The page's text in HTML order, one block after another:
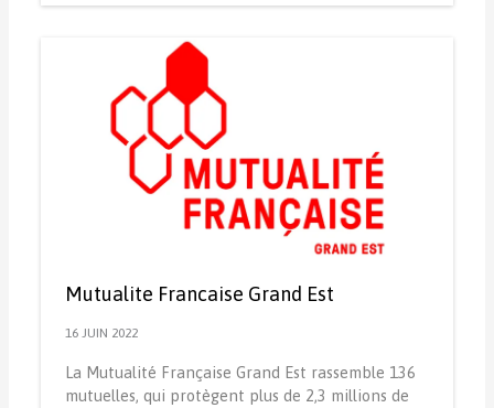
Mutualite Francaise Grand Est
16 JUIN 2022
La Mutualité Française Grand Est rassemble 136
mutuelles, qui protègent plus de 2,3 millions de